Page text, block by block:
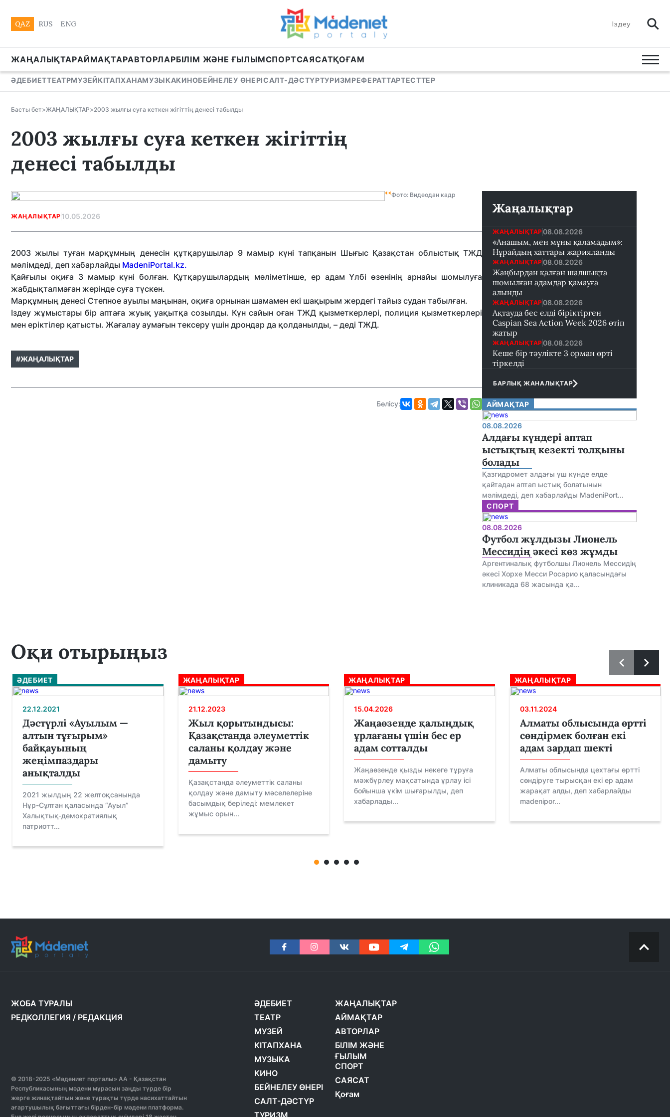
QAZ RUS ENG
ЖАҢАЛЫҚТАРАЙМАҚТАРАВТОРЛАРБІЛІМ ЖӘНЕ ҒЫЛЫМСПОРТСАЯСАТҚОҒАМ
ӘДЕБИЕТТЕАТРМУЗЕЙКІТАПХАНАМУЗЫКАКИНОБЕЙНЕЛЕУ ӨНЕРІСАЛТ-ДӘСТҮРТУРИЗМРЕФЕРАТТАРТЕСТТЕР
Басты бет>ЖАҢАЛЫҚТАР>2003 жылғы суға кеткен жігіттің денесі табылды
2003 жылғы суға кеткен жігіттің
денесі табылды
Фото: Видеодан кадр
ЖАҢАЛЫҚТАР 10.05.2026
2003 жылы туған марқұмның денесін құтқарушылар 9 мамыр күні тапқанын Шығыс Қазақстан облыстық ТЖД
мәлімдеді, деп хабарлайды MadeniPortal.kz.
Қайғылы оқиға 3 мамыр күні болған. Құтқарушылардың мәліметінше, ер адам Үлбі өзенінің арнайы шомылуға
жабдықталмаған жерінде суға түскен.
Марқұмның денесі Степное ауылы маңынан, оқиға орнынан шамамен екі шақырым жердегі тайыз судан табылған.
Іздеу жұмыстары бір аптаға жуық уақытқа созылды. Күн сайын оған ТЖД қызметкерлері, полиция қызметкерлері
мен еріктілер қатысты. Жағалау аумағын тексеру үшін дрондар да қолданылды, – деді ТЖД.
#ЖАҢАЛЫҚТАР
Бөлісу:
Жаңалықтар
ЖАҢАЛЫҚТАР 08.08.2026
«Анашым, мен мұны қаламадым»:
Нұрайдың хаттары жарияланды
ЖАҢАЛЫҚТАР 08.08.2026
Жаңбырдан қалған шалшықта
шомылған адамдар қамауға
алынды
ЖАҢАЛЫҚТАР 08.08.2026
Ақтауда бес елді біріктірген
Caspian Sea Action Week 2026 өтіп
жатыр
ЖАҢАЛЫҚТАР 08.08.2026
Кеше бір тәулікте 3 орман өрті
тіркелді
БАРЛЫҚ ЖАНАЛЫҚТАР
АЙМАҚТАР
08.08.2026
Алдағы күндері аптап
ыстықтың кезекті толқыны
болады
Қазгидромет алдағы үш күнде елде
қайтадан аптап ыстық болатынын
мәлімдеді, деп хабарлайды MadeniPort...
СПОРТ
08.08.2026
Футбол жұлдызы Лионель
Мессидің әкесі көз жұмды
Аргентиналық футболшы Лионель Мессидің
әкесі Хорхе Месси Росарио қаласындағы
клиникада 68 жасында қа...
Оқи отырыңыз
ӘДЕБИЕТ
22.12.2021
Дәстүрлі «Ауылым —
алтын тұғырым»
байқауының
жеңімпаздары
анықталды
2021 жылдың 22 желтоқсанында
Нұр-Сұлтан қаласында “Ауыл”
Халықтық-демократиялық
патриотт...
ЖАҢАЛЫҚТАР
21.12.2023
Жыл қорытындысы:
Қазақстанда әлеуметтік
саланы қолдау және
дамыту
Қазақстанда әлеуметтік саланы
қолдау және дамыту мәселелеріне
басымдық беріледі: мемлекет
жұмыс орын...
ЖАҢАЛЫҚТАР
15.04.2026
Жаңаөзенде қалыңдық
ұрлағаны үшін бес ер
адам сотталды
Жаңаөзенде қызды некеге тұруға
мәжбүрлеу мақсатында ұрлау ісі
бойынша үкім шығарылды, деп
хабарлады...
ЖАҢАЛЫҚТАР
03.11.2024
Алматы облысында өртті
сөндірмек болған екі
адам зардап шекті
Алматы облысында цехтағы өртті
сөндіруге тырысқан екі ер адам
жарақат алды, деп хабарлайды
madenipor...
ЖОБА ТУРАЛЫ
РЕДКОЛЛЕГИЯ / РЕДАКЦИЯ
© 2018-2025 «Мәдениет порталы» АА - Қазақстан
Республикасының мәдени мұрасын заңды түрде бір
жерге жинақтайтын және тұрақты түрде насихаттайтын
ағартушылық бағыттағы бірден-бір мәдени платформа.
ӘДЕБИЕТ
ТЕАТР
МУЗЕЙ
КІТАПХАНА
МУЗЫКА
КИНО
БЕЙНЕЛЕУ ӨНЕРІ
САЛТ-ДӘСТҮР
ТУРИЗМ
ЖАҢАЛЫҚТАР
АЙМАҚТАР
АВТОРЛАР
БІЛІМ ЖӘНЕ
ҒЫЛЫМ
СПОРТ
САЯСАТ
Қоғам